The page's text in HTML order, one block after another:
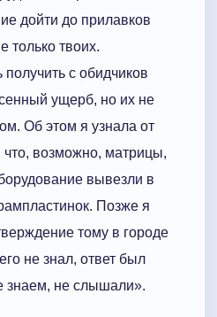
дойти до прилавков
только твоих.
с обидчиков
ущерб, но их не
Об этом я узнала от
возможно, матрицы,
вывезли в
Позже я
тому в городе
не знал, ответ был
знаем, не слышали».